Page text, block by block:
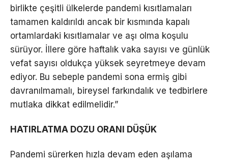
birlikte çeşitli ülkelerde pandemi kısıtlamaları
tamamen kaldırıldı ancak bir kısmında kapalı
ortamlardaki kısıtlamalar ve aşı olma koşulu
sürüyor. İllere göre haftalık vaka sayısı ve günlük
vefat sayısı oldukça yüksek seyretmeye devam
ediyor. Bu sebeple pandemi sona ermiş gibi
davranılmamalı, bireysel farkındalık ve tedbirlere
mutlaka dikkat edilmelidir.”
HATIRLATMA DOZU ORANI DÜŞÜK
Pandemi sürerken hızla devam eden aşılama